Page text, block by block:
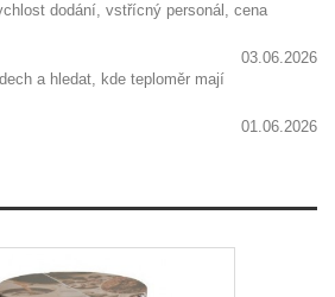
dodání, vstřícný personál, cena
03.06.2026
a hledat, kde teploměr mají
01.06.2026